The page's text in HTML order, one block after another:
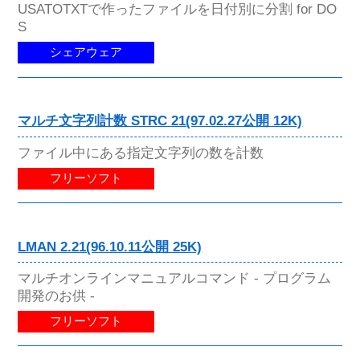
USATOTXTで作ったファイルを日付別に分割 for DO
S
シェアウェア
マルチ文字列計数 STRC 21(97.02.27公開 12K)
ファイル中にある指定文字列の数を計数
フリーソフト
LMAN 2.21(96.10.11公開 25K)
マルチオンラインマニュアルコマンド - プログラム
開発のお供 -
フリーソフト